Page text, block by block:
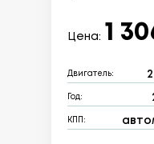
Цена: 1
Двигатель:
Год:
КПП: